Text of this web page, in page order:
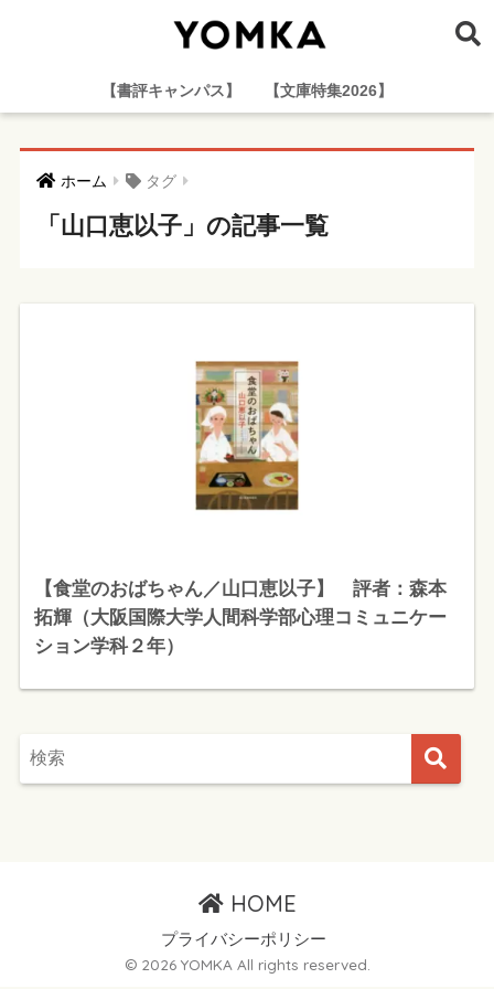
【書評キャンパス】 【文庫特集2026】
ホーム タグ
「山口恵以子」の記事一覧
【食堂のおばちゃん／山口恵以子】 評者：森本
拓輝（大阪国際大学人間科学部心理コミュニケー
ション学科２年）
HOME
プライバシーポリシー
© 2026 YOMKA All rights reserved.